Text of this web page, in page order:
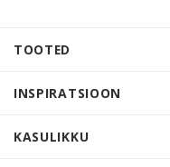
TOOTED
INSPIRATSIOON
KASULIKKU